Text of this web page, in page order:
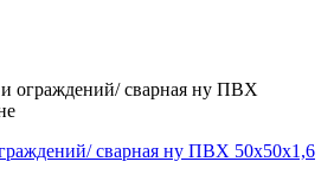
и ограждений/ сварная ну ПВХ